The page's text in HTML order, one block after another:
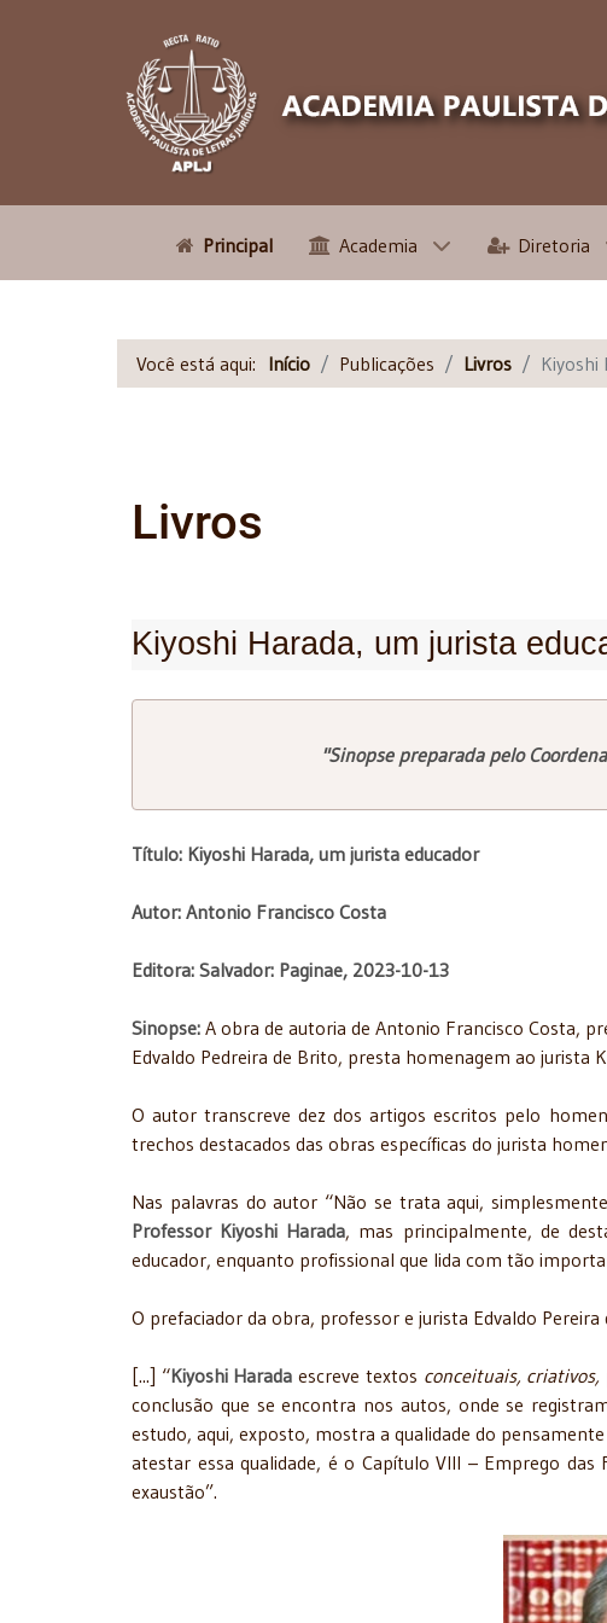
Principal Academia Diretoria
Você está aqui: Início Publicações Livros Kiyoshi
Livros
Kiyoshi Harada, um jurista
"Sinopse preparada pelo
Título: Kiyoshi Harada, um jurista educador
Autor: Antonio Francisco Costa
Editora: Salvador: Paginae, 2023-10-13
Sinopse: A obra de autoria de Antonio Francisco Costa,
Edvaldo Pedreira de Brito, presta homenagem ao jurista
O autor transcreve dez dos artigos escritos pelo
trechos destacados das obras específicas do jurista
Nas palavras do autor “Não se trata aqui,
Professor Kiyoshi Harada, mas principalmente, de
educador, enquanto profissional que lida com tão
O prefaciador da obra, professor e jurista Edvaldo Pereira
[...] “Kiyoshi Harada escreve textos conceituais, criativos,
conclusão que se encontra nos autos, onde se
estudo, aqui, exposto, mostra a qualidade do pensamente
atestar essa qualidade, é o Capítulo VIII – Emprego
exaustão”.